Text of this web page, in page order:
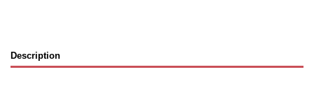
Description